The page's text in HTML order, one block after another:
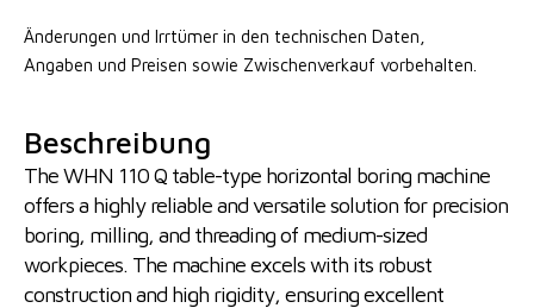
Änderungen und Irrtümer in den technischen Daten,
Angaben und Preisen sowie Zwischenverkauf vorbehalten.
Beschreibung
The WHN 110 Q table-type horizontal boring machine
offers a highly reliable and versatile solution for precision
boring, milling, and threading of medium-sized
workpieces. The machine excels with its robust
construction and high rigidity, ensuring excellent